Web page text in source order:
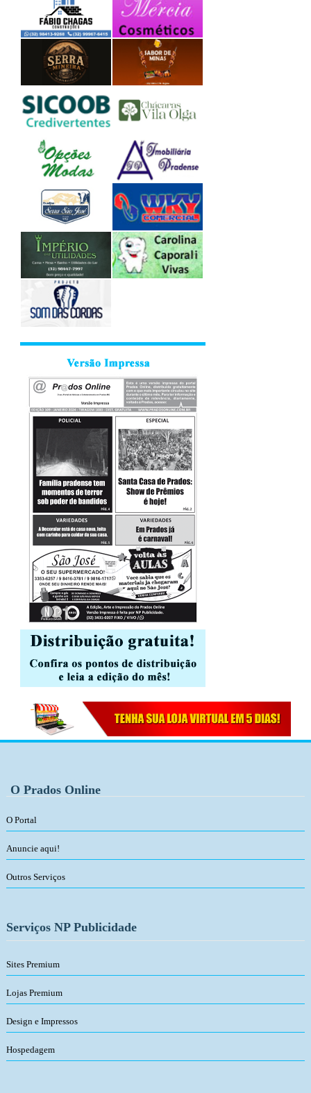
O Prados Online
O Portal
Anuncie aqui!
Outros Serviços
Serviços NP Publicidade
Sites Premium
Lojas Premium
Design e Impressos
Hospedagem